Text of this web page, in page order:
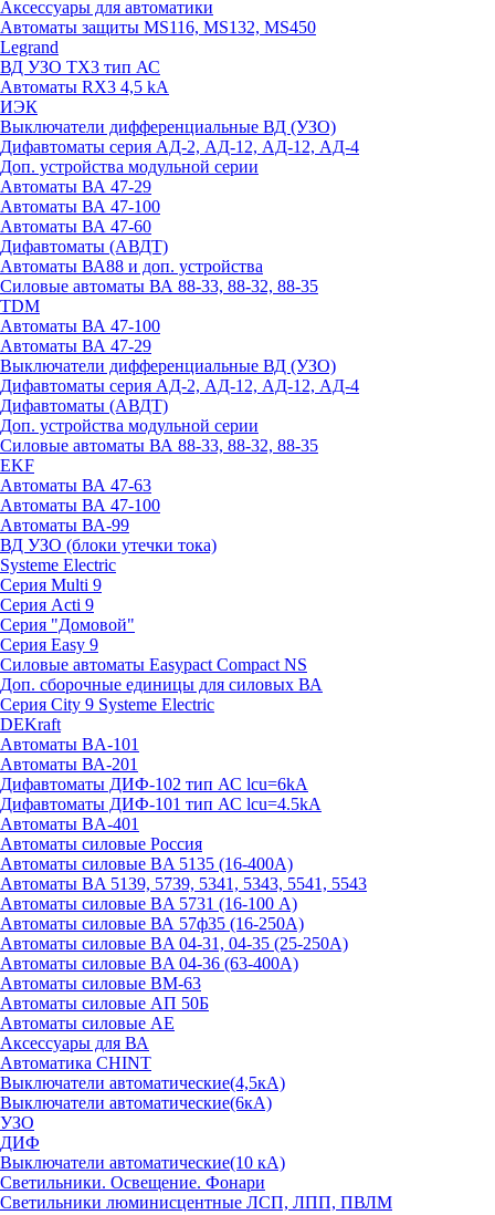
Аксессуары для автоматики
Автоматы защиты MS116, MS132, MS450
Legrand
ВД УЗО TX3 тип АС
Автоматы RX3 4,5 kA
ИЭК
Выключатели дифференциальные ВД (УЗО)
Дифавтоматы серия АД-2, АД-12, АД-12, АД-4
Доп. устройства модульной серии
Автоматы ВА 47-29
Автоматы ВА 47-100
Автоматы ВА 47-60
Дифавтоматы (АВДТ)
Автоматы ВА88 и доп. устройства
Силовые автоматы ВА 88-33, 88-32, 88-35
TDM
Автоматы ВА 47-100
Автоматы ВА 47-29
Выключатели дифференциальные ВД (УЗО)
Дифавтоматы серия АД-2, АД-12, АД-12, АД-4
Дифавтоматы (АВДТ)
Доп. устройства модульной серии
Силовые автоматы ВА 88-33, 88-32, 88-35
EKF
Автоматы ВА 47-63
Автоматы ВА 47-100
Автоматы ВА-99
ВД УЗО (блоки утечки тока)
Systeme Electric
Серия Multi 9
Серия Acti 9
Серия "Домовой"
Серия Easy 9
Силовые автоматы Easypact Compact NS
Доп. сборочные единицы для силовых ВА
Серия City 9 Systeme Electric
DEKraft
Автоматы BA-101
Автоматы ВА-201
Дифавтоматы ДИФ-102 тип АС lcu=6kA
Дифавтоматы ДИФ-101 тип АС lcu=4.5kA
Автоматы BA-401
Автоматы силовые Россия
Автоматы силовые BA 5135 (16-400А)
Автоматы BA 5139, 5739, 5341, 5343, 5541, 5543
Автоматы силовые BA 5731 (16-100 А)
Автоматы силовые ВА 57ф35 (16-250А)
Автоматы силовые BA 04-31, 04-35 (25-250А)
Автоматы силовые BA 04-36 (63-400А)
Автоматы силовые ВМ-63
Автоматы силовые АП 50Б
Автоматы силовые АЕ
Аксессуары для ВА
Автоматика CHINT
Выключатели автоматические(4,5кА)
Выключатели автоматические(6кА)
УЗО
ДИФ
Выключатели автоматические(10 кА)
Светильники. Освещение. Фонари
Светильники люминисцентные ЛСП, ЛПП, ПВЛМ